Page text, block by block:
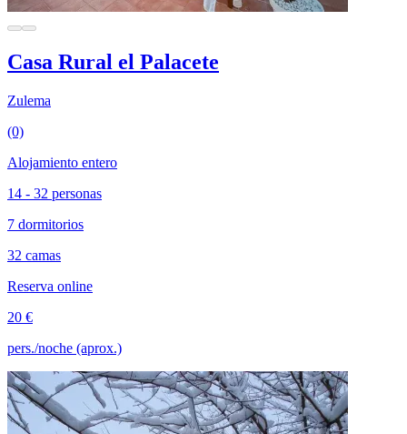
Casa Rural el Palacete
Zulema
(0)
Alojamiento entero
14 - 32 personas
7 dormitorios
32 camas
Reserva online
20 €
pers./noche (aprox.)